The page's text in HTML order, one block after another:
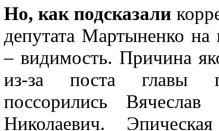
Но, как подсказали
депутата Мартыненко
– видимость. Причина
из-за поста главы
поссорились
Николаевич.